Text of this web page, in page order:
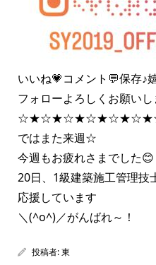
いいね💗コメント💬保存♪
フォローよろしくお願い
ではまた来週☆
今週もお疲れさまでした😊
20日、1級建築施工管理技
応援しています
＼(^o^)／がんばれ～！
投稿者:東